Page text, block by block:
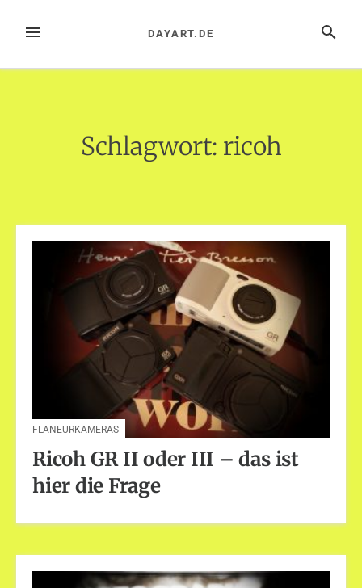
InhaltMENÜ SUCHE
DAYART.DE
Schlagwort: ricoh
FLANEURKAMERAS
Ricoh GR II oder III – das ist
hier die Frage